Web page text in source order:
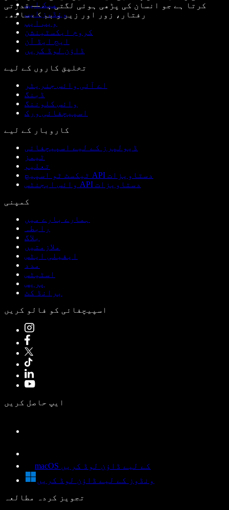
کرتا ہے جو انسان کی پڑھی ہوئی لگتی ہے — قدرتی
رفتار، زور اور زیر و بم کے ساتھ۔
میک ایپ
ونڈوز ایپ
ویب ایپ
کروم ایکسٹینشن
ایج ایڈ آن
ڈاؤن لوڈ کریں
تخلیق کاروں کے لیے
اے آئی وائس جنریٹر
ڈبنگ
وائس کلوننگ
اسپیچفائی ورک
کاروبار کے لیے
ڈیولپرز کے لیے اسپیچفائی
ٹیمز
تعلیم
ٹیکسٹ ٹو اسپیچ API دستاویزات
وائس ایجنٹس API دستاویزات
کمپنی
ہمارے بارے میں
رابطہ
بلاگ
ملازمتیں
ایفیلی ایٹس
مدد
اسٹیٹس
پریس
برانڈ کٹ
اسپیچفائی کو فالو کریں
ایپ حاصل کریں
macOS کے لیے ڈاؤن لوڈ کریں
ونڈوز کے لیے ڈاؤن لوڈ کریں
تجویز کردہ مطالعہ